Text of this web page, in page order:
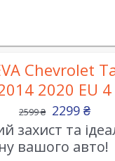
Chevrolet
2020 EU
2599₴ 2299 ₴
захист та
вашого авто!